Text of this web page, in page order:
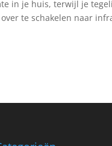
in je huis, terwijl je
te schakelen naar